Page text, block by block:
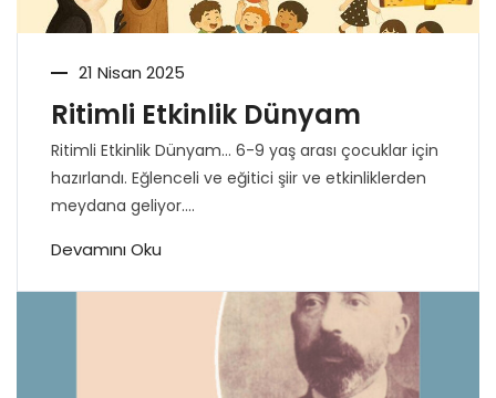
21 Nisan 2025
Ritimli Etkinlik Dünyam
Ritimli Etkinlik Dünyam… 6-9 yaş arası çocuklar için
hazırlandı. Eğlenceli ve eğitici şiir ve etkinliklerden
meydana geliyor....
Devamını Oku